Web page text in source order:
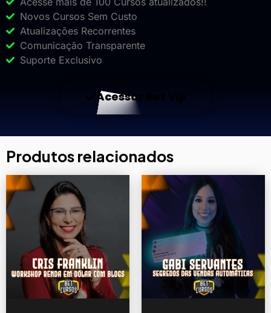
Novos Cursos Sem Custo
Atualizações Recorrentes
Comunicação Transparente
Suporte Exclusivo
Acessar Bet Vip
Produtos relacionados